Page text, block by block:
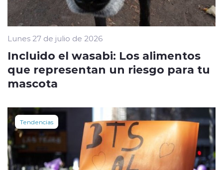
Lunes 27 de julio de 2026
Incluido el wasabi: Los alimentos
que representan un riesgo para tu
mascota
Tendencias